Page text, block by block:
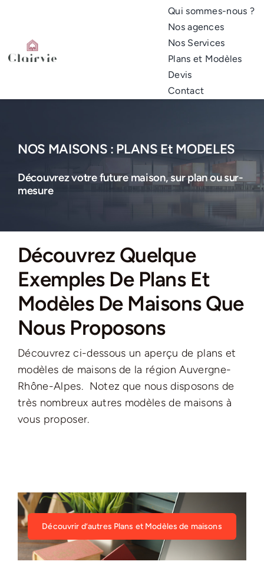
contenu
Qui sommes-nous ?
Nos agences
Nos Services
Plans et Modèles
Devis
Contact
NOS MAISONS : PLANS Et MODELES
Découvrez votre future maison, sur plan ou sur-
mesure
Découvrez Quelque
Exemples De Plans Et
Modèles De Maisons Que
Nous Proposons
Découvrez ci-dessous un aperçu de plans et
modèles de maisons de la région Auvergne-
Rhône-Alpes. Notez que nous disposons de
très nombreux autres modèles de maisons à
vous proposer.
Découvrir d’autres Plans et Modèles de maisons